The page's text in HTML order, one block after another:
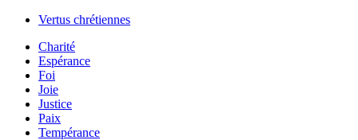
Vertus chrétiennes
Charité
Espérance
Foi
Joie
Justice
Paix
Tempérance